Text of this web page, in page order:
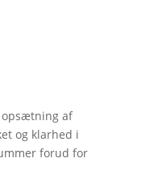
opsætning af
og klarhed i
forud for